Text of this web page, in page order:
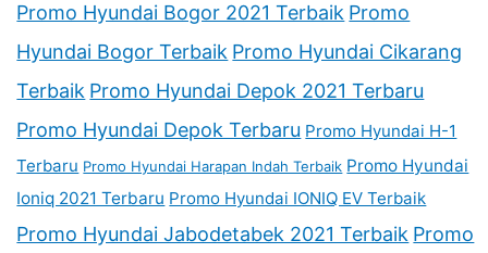
Promo Hyundai Bogor 2021 Terbaik Promo
Hyundai Bogor Terbaik Promo Hyundai Cikarang
Terbaik Promo Hyundai Depok 2021 Terbaru
Promo Hyundai Depok Terbaru Promo Hyundai H-1
Terbaru Promo Hyundai Harapan Indah Terbaik Promo Hyundai
Ioniq 2021 Terbaru Promo Hyundai IONIQ EV Terbaik
Promo Hyundai Jabodetabek 2021 Terbaik Promo